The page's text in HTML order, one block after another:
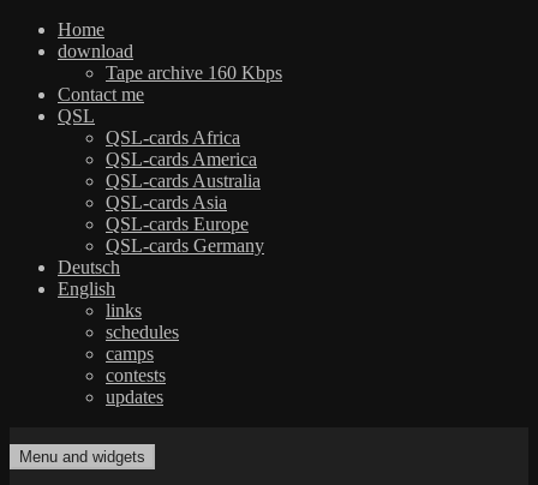
Home
download
Tape archive 160 Kbps
Contact me
QSL
QSL-cards Africa
QSL-cards America
QSL-cards Australia
QSL-cards Asia
QSL-cards Europe
QSL-cards Germany
Deutsch
English
links
schedules
camps
contests
updates
to
dxradio.de
DXing the world on shortwave
Menu and widgets